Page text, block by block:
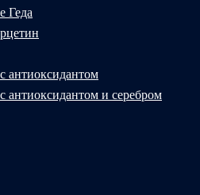
Геда
антиоксидантом
антиоксидантом и серебром